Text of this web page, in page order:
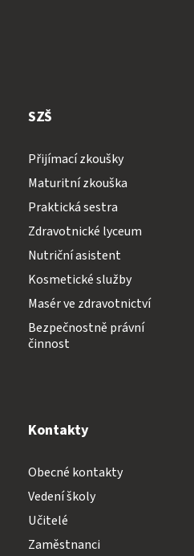
SZŠ
Přijímací zkoušky
Maturitní zkouška
Praktická sestra
Zdravotnické lyceum
Nutriční asistent
Kosmetické služby
Masér ve zdravotnictví
Bezpečnostně právní
činnost
Kontakty
Obecné kontakty
Vedení školy
Učitelé
Zaměstnanci